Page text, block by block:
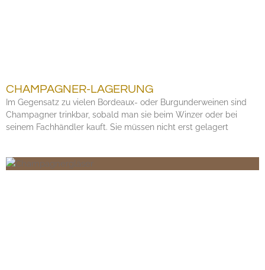
CHAMPAGNER-LAGERUNG
Im Gegensatz zu vielen Bordeaux- oder Burgunderweinen sind
Champagner trinkbar, sobald man sie beim Winzer oder bei
seinem Fachhändler kauft. Sie müssen nicht erst gelagert